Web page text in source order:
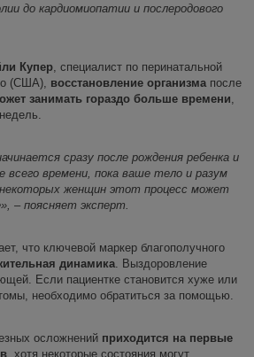
до кардиомиопатии и послеродового
Купер , специалист по перинатальной
(США), восстановление организма после
занимать гораздо больше времени
сразу после рождения ребенка и
всего времени, пока ваше тело и разум
женщин этот процесс может
– поясняет эксперт.
что ключевой маркер благополучного
динамика . Выздоровление
Если пациентке становится хуже или
необходимо обратиться за помощью.
осложнений приходится на первые
, хотя некоторые состояния могут